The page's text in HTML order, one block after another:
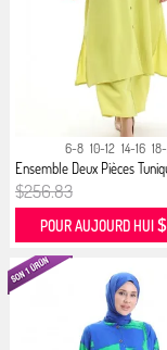
6-8 10-12 14-16
Ensemble Deux Pièces
$256.83
POUR AUJOURD HUI